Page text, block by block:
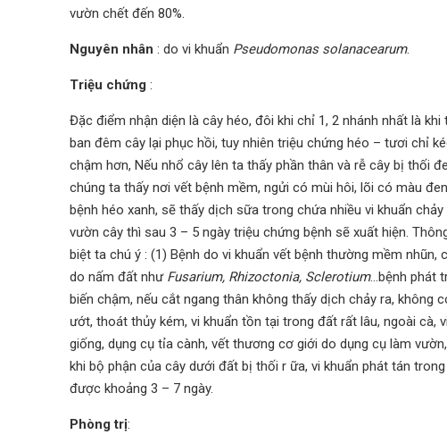
vườn chết đến 80%.
Nguyên nhân : do vi khuẩn Pseudomonas solanacearum.
Triệu chứng :
Đặc điểm nhận diện là cây héo, đôi khi chỉ 1, 2 nhánh nhất là
ban đêm cây lại phục hồi, tuy nhiên triệu chứng héo – tươi chỉ
chậm hơn, Nếu nhổ cây lên ta thấy phần thân và rễ cây bị thối
chúng ta thấy nơi vết bệnh mềm, ngửi có mùi hôi, lõi có màu
bệnh héo xanh, sẽ thấy dịch sữa trong chứa nhiều vi khuẩn
vườn cây thì sau 3 – 5 ngày triệu chứng bệnh sẽ xuất hiện.
biệt ta chú ý : (1) Bệnh do vi khuẩn vết bệnh thường mềm
do nấm đất như Fusarium, Rhizoctonia, Sclerotium…bệnh phát
biến chậm, nếu cắt ngang thân không thấy dịch chảy ra, không
ướt, thoát thủy kém, vi khuẩn tồn tại trong đất rất lâu, ngoài cà,
giống, dụng cụ tỉa cành, vết thương cơ giới do dụng cụ làm
khi bộ phận của cây dưới đất bị thối r ữa, vi khuẩn phát tán
được khoảng 3 – 7 ngày.
Phòng trị: